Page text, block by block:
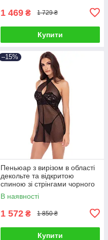
1 469 ₴ 1 729 ₴
Купити
–15%
Пеньюар з вирізом в області
декольте та відкритою
спиною зі стрінгами чорного
кольору Rene Rofe Lingerie
Midnight Halter Chemise
В наявності
1 572 ₴ 1 850 ₴
Купити